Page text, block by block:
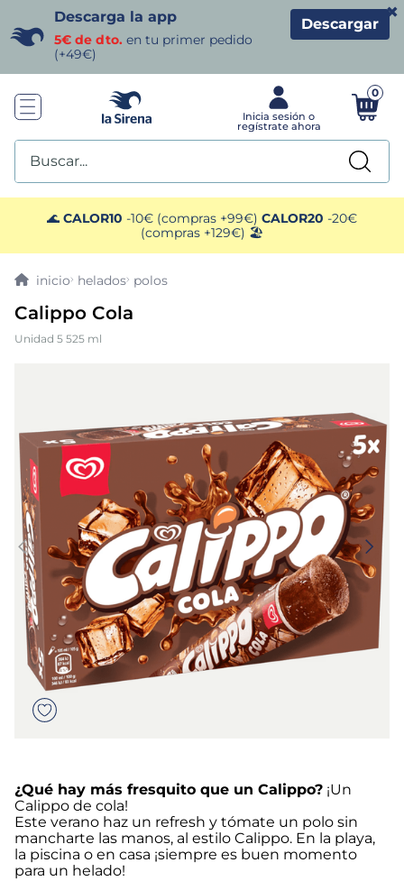
Descarga la app
5€ de dto. en tu primer pedido
(+49€)
Descargar
×
0
Buscar...
🌊 CALOR10 -10€ (compras +99€) CALOR20 -20€
(compras +129€) 🏖️
helados polos
Calippo Cola
Unidad 5 525 ml
¿Qué hay más fresquito que un Calippo? ¡Un
Calippo de cola!
Este verano haz un refresh y tómate un polo sin
mancharte las manos, al estilo Calippo. En la playa,
la piscina o en casa ¡siempre es buen momento
para un helado!
TÉRMINOS MÁS BUSCADOS
1. helados sirena
gambas
3 patatas
5. verduras
6 . croquetas
7. canelones
8. gambon
9. sushi
10. listísimos